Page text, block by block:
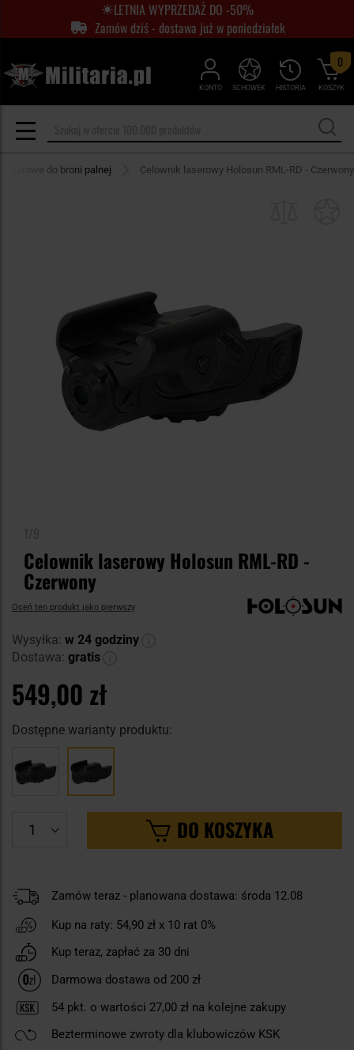
LETNIA WYPRZEDAŻ DO -50%
Zamów dziś - dostawa już w poniedziałek
KONTO HISTORIA
SCHOWEK KOSZYK
0
do broni palnej Celownik laserowy Holosun RML-RD - Czerwony
Celownik laserowy Holosun RML-RD -
Czerwony
Oceń ten produkt jako pierwszy
Wysyłka: w 24 godziny
Dostawa: gratis
549,00 zł
Dostępne warianty produktu:
DO KOSZYKA
Zamów teraz - planowana dostawa: środa 12.08
Kup na raty: 54,90 zł x 10 rat 0%
Kup teraz, zapłać za 30 dni
Darmowa dostawa od 200 zł
54 pkt. o wartości 27,00 zł na kolejne zakupy
Bezterminowe zwroty dla klubowiczów KSK